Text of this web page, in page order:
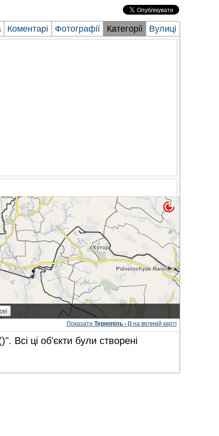
Коментарі Фотографії Категорії Вулиці
Показати Тернопіль - ()на великій карті.
Всі ці об'єкти були створені